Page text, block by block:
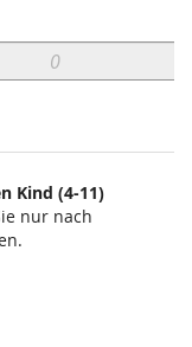
Kind (4-11)
nur nach